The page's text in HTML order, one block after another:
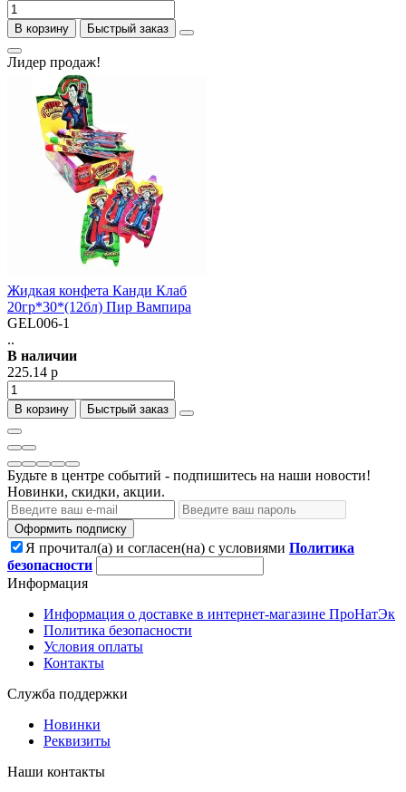
В корзину Быстрый заказ
Лидер продаж!
Жидкая конфета Канди Клаб
20гр*30*(12бл) Пир Вампира
GEL006-1
..
В наличии
225.14 р
В корзину Быстрый заказ
Будьте в центре событий - подпишитесь на наши новости!
Новинки, скидки, акции.
Оформить подписку
Я прочитал(а) и согласен(на) с условиями Политика
безопасности
Информация
Информация о доставке в интернет-магазине ПроНатЭк
Политика безопасности
Условия оплаты
Контакты
Служба поддержки
Новинки
Реквизиты
Наши контакты